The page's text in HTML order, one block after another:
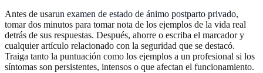
Antes de usarun examen de estado de ánimo postparto privado,
tomar dos minutos para tomar nota de los ejemplos de la vida real
detrás de sus respuestas. Después, ahorre o escriba el marcador y
cualquier artículo relacionado con la seguridad que se destacó.
Traiga tanto la puntuación como los ejemplos a un profesional si los
síntomas son persistentes, intensos o que afectan el funcionamiento.